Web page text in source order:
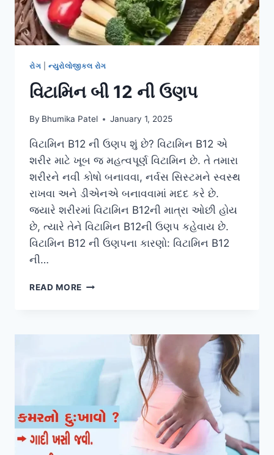
રોગ ન્યુરોલોજીકલ રોગ
વિટામિન બી 12 ની ઉણપ
By Bhumika Patel January 1, 2025
વિટામિન B12 ની ઉણપ શું છે? વિટામિન B12 એ
શરીર માટે ખૂબ જ મહત્વપૂર્ણ વિટામિન છે. તે તમારા
શરીરને નવી કોષો બનાવવા, નર્વસ સિસ્ટમને સ્વસ્થ
રાખવા અને ડીએનએ બનાવવામાં મદદ કરે છે.
જ્યારે શરીરમાં વિટામિન B12ની માત્રા ઓછી હોય
છે, ત્યારે તેને વિટામિન B12ની ઉણપ કહેવાય છે.
વિટામિન B12 ની ઉણપના કારણો: વિટામિન B12
ની…
READ MORE વિટામિન